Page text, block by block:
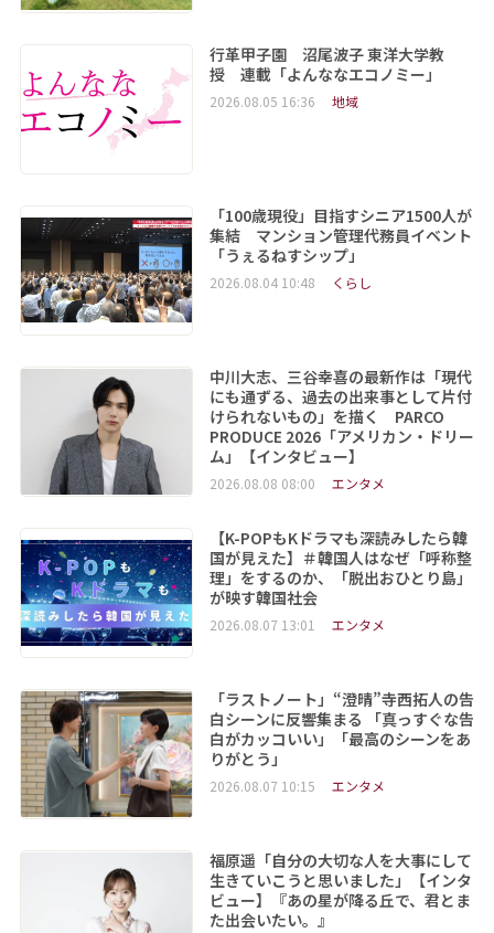
行革甲子園 沼尾波子 東洋大学教
授 連載「よんななエコノミー」
2026.08.05 16:36 地域
「100歳現役」目指すシニア1500人が
集結 マンション管理代務員イベント
「うぇるねすシップ」
2026.08.04 10:48 くらし
中川大志、三谷幸喜の最新作は「現代
にも通ずる、過去の出来事として片付
けられないもの」を描く PARCO
PRODUCE 2026「アメリカン・ドリー
ム」【インタビュー】
2026.08.08 08:00 エンタメ
【K-POPもKドラマも深読みしたら韓
国が見えた】＃韓国人はなぜ「呼称整
理」をするのか、「脱出おひとり島」
が映す韓国社会
2026.08.07 13:01 エンタメ
「ラストノート」“澄晴”寺西拓人の告
白シーンに反響集まる 「真っすぐな告
白がカッコいい」「最高のシーンをあ
りがとう」
2026.08.07 10:15 エンタメ
福原遥「自分の大切な人を大事にして
生きていこうと思いました」【インタ
ビュー】『あの星が降る丘で、君とま
た出会いたい。』